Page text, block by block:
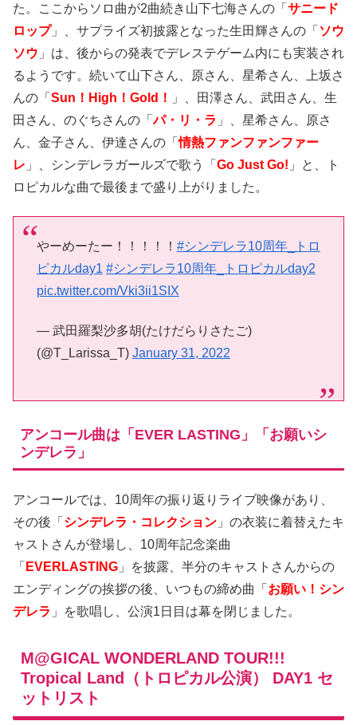
た。ここからソロ曲が2曲続き山下七海さんの「 サニード
ロップ」、サプライズ初披露となった生田輝さんの「 ソウ
ソウ 」は、後からの発表でデレステゲーム内にも実装され
るようです。続いて山下さん、原さん、星希さん、上坂さ
んの「 Sun！High！Gold！
」、田澤さん、武田さん、生
田さん、のぐちさんの「パ・リ・ラ 」、星希さん、原さ
ん、金子さん、伊達さんの「情熱ファンファンファー
レ 」、シンデレラガールズで歌う「 Go Just Go! 」と、ト
ロピカルな曲で最後まで盛り上がりました。
やーめーたー！！！！！ #シンデレラ10周年_トロ
ピカルday1 #シンデレラ10周年_トロピカルday2
pic.twitter.com/Vki3ii1SIX
— 武田羅梨沙多胡(たけだらりさたご)
(@T_Larissa_T) January 31, 2022
アンコール曲は「EVER LASTING」「お願いシ
ンデレラ」
アンコールでは、10周年の振り返りライブ映像があり、
その後「 シンデレラ・コレクション 」の衣装に着替えたキ
ャストさんが登場し、10周年記念楽曲
「 EVERLASTING 」を披露、半分のキャストさんからの
エンディングの挨拶の後、いつもの締め曲「 お願い！シン
デレラ 」を歌唱し、公演1日目は幕を閉じました。
M@GICAL WONDERLAND TOUR!!!
Tropical Land（トロピカル公演） DAY1 セ
ットリスト